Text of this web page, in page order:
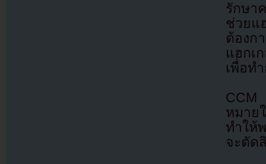
รักษา
ช่วยแ
ต้องก
แฮกเ
เพื่อท
CCM
หมาย
ทำให้
จะตัด